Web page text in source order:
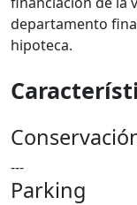
departamento
hipoteca.
---
Parking